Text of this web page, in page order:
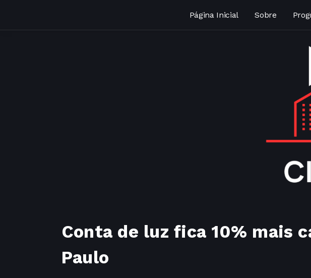
Página Inicial Sobre
Conta de luz fica 10% mais
Paulo